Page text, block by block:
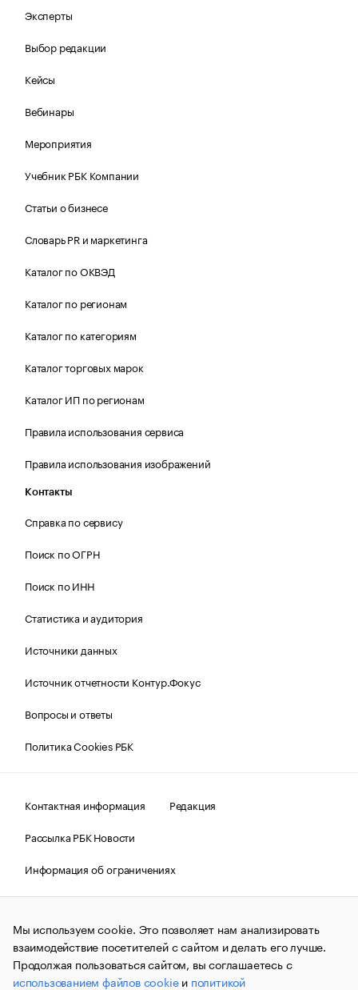
Эксперты
Выбор редакции
Кейсы
Вебинары
Мероприятия
Учебник РБК Компании
Статьи о бизнесе
Словарь PR и маркетинга
Каталог по ОКВЭД
Каталог по регионам
Каталог по категориям
Каталог торговых марок
Каталог ИП по регионам
Правила использования сервиса
Правила использования изображений
Контакты
Справка по сервису
Поиск по ОГРН
Поиск по ИНН
Статистика и аудитория
Источники данных
Источник отчетности Контур.Фокус
Вопросы и ответы
Политика Cookies РБК
Контактная информация
Редакция
Рассылка РБК Новости
Информация об ограничениях
Правовая информация
О соблюдении авторских прав
© АО «РОСБИЗНЕСКОНСАЛТИНГ»,1995–2026.Сообщения
и материалы информационного агентства «РБК»
(зарегистрировано Федеральной службой по надзору в сфере
связи, информационных технологий и массовых
коммуникаций (Роскомнадзор) 09.12.2015 за номером ИА
Мы используем cookie. Это позволяет нам анализировать
взаимодействие посетителей с сайтом и делать его лучше.
Продолжая пользоваться сайтом, вы соглашаетесь с
использованием файлов cookieи политикой